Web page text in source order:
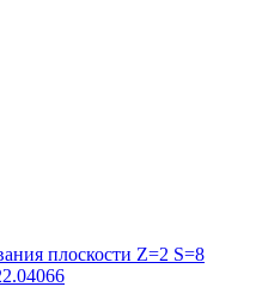
плоскости Z=2 S=8